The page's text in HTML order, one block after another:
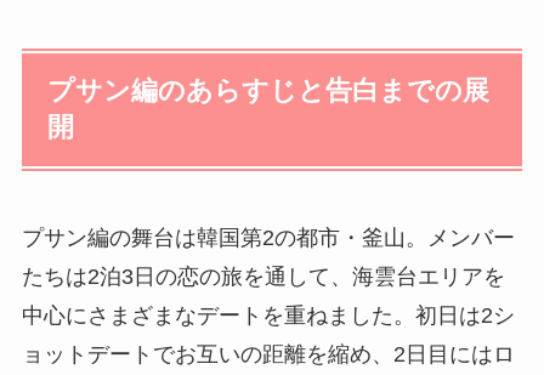
プサン編のあらすじと告白までの展
開
プサン編の舞台は韓国第2の都市・釜山。メンバー
たちは2泊3日の恋の旅を通して、海雲台エリアを
中心にさまざまなデートを重ねました。初日は2シ
ョットデートでお互いの距離を縮め、2日目にはロ